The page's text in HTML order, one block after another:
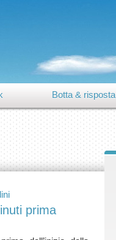
Botta & risposta
prima